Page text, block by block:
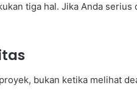
tiga hal. Jika Anda serius
bukan ketika melihat